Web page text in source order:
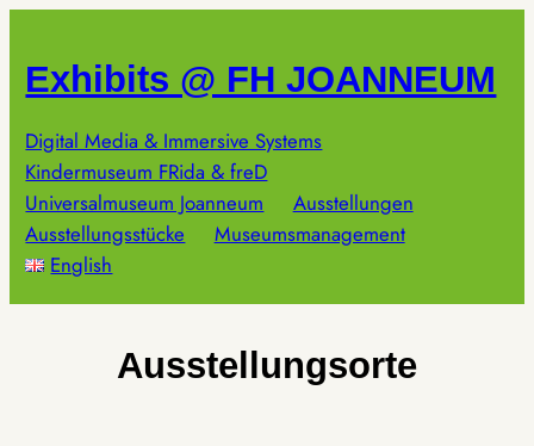
springen
Exhibits @ FH JOANNEUM
Digital Media & Immersive Systems
Kindermuseum FRida & freD
Universalmuseum Joanneum
Ausstellungen
Ausstellungsstücke
Museumsmanagement
English
Ausstellungsorte